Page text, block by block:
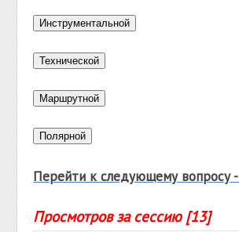
Перейти к следующему вопросу
Просмотров за сессию [13]